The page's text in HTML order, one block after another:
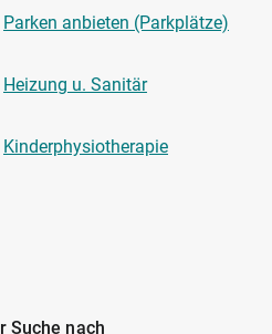
Parken anbieten (Parkplätze)
Heizung u. Sanitär
Kinderphysiotherapie
Suche nach